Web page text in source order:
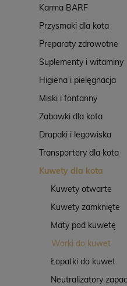
Karma BARF
Przysmaki dla kota
Preparaty zdrowotne
Suplementy i witaminy
Higiena i pielęgnacja
Miski i fontanny
Zabawki dla kota
Drapaki i legowiska
Transportery dla kota
Kuwety dla kota
Kuwety otwarte
Kuwety zamknięte
Maty pod kuwetę
Worki do kuwet
Łopatki do kuwet
Neutralizatory